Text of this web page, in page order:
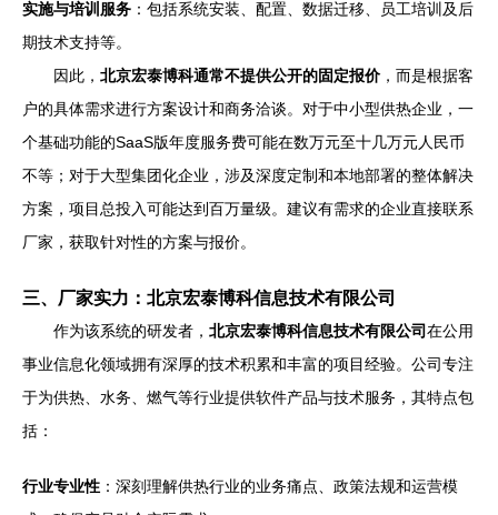
实施与培训服务 ：包括系统安装、配置、数据迁移、员工培训及后
期技术支持等。
因此， 北京宏泰博科通常不提供公开的固定报价，而是根据客
户的具体需求进行方案设计和商务洽谈。对于中小型供热企业，一
个基础功能的SaaS版年度服务费可能在数万元至十几万元人民币
不等；对于大型集团化企业，涉及深度定制和本地部署的整体解决
方案，项目总投入可能达到百万量级。建议有需求的企业直接联系
厂家，获取针对性的方案与报价。
三、厂家实力：北京宏泰博科信息技术有限公司
作为该系统的研发者， 北京宏泰博科信息技术有限公司在公用
事业信息化领域拥有深厚的技术积累和丰富的项目经验。公司专注
于为供热、水务、燃气等行业提供软件产品与技术服务，其特点包
括：
行业专业性 ：深刻理解供热行业的业务痛点、政策法规和运营模